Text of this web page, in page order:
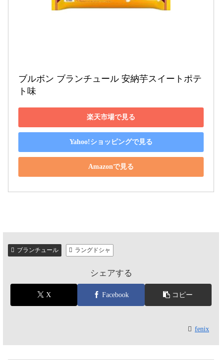
ブルボン ブランチュール 安納芋スイートポテ
ト味
楽天市場で見る
Yahoo!ショッピングで見る
Amazonで見る
ブランチュール ラングドシャ
シェアする
X Facebook コピー
fenix